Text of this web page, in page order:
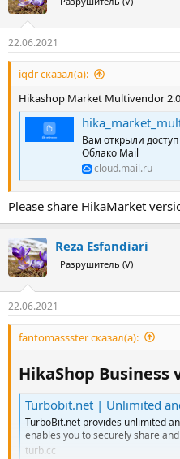
и
22.06.2021
iqdr сказал(а):
Hikashop Market Multivendor
Вам открыли
Облако Mail
cloud.mail.ru
Please share HikaMarket
Reza Esfandiari
Разрушитель (V)
22.06.2021
fantomassster сказал(а):
HikaShop Business
Turbobit.net | Unlimited
TurboBit.net provides unlimited
enables you to securely share
turb.cc